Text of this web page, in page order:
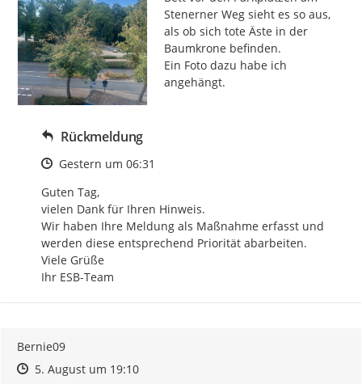
Stenerner Weg sieht es so aus,
als ob sich tote Äste in der
Baumkrone befinden.
Ein Foto dazu habe ich
angehängt.
Rückmeldung
Zeitpunkt des Erstellens
Gestern um 06:31
Guten Tag,
vielen Dank für Ihren Hinweis.
Wir haben Ihre Meldung als Maßnahme erfasst und
werden diese entsprechend Priorität abarbeiten.
Viele Grüße
Ihr ESB-Team
Bernie09
Zeitpunkt des Erstellens
Zeitpunkt des Erstellens
5. August um 19:10Zur Äußerung